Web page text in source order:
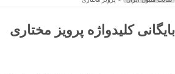
بایگانی کلیدواژه پرویز مختاری